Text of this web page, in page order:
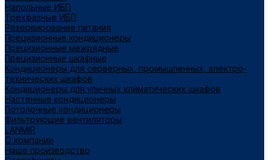
Напольные ИБП
Трёхфазные ИБП
Резервирование питания
Прецизионные кондиционеры
Прецизионные межрядные
Прецизионные шкафные
Кондиционеры для серверных, промышленных, электро-
технических шкафов
Кондиционеры для уличных климатических шкафов
Настенные кондиционеры
Потолочные кондиционеры
Фильтрующие вентиляторы
LANMIR
О компании
Наше производство